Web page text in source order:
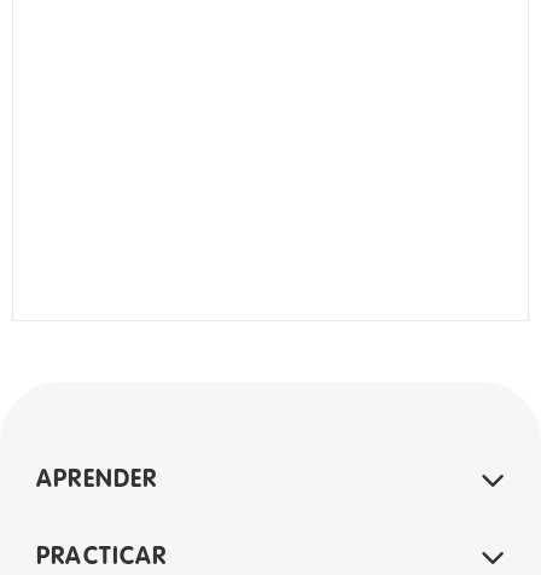
APRENDER
PRACTICAR